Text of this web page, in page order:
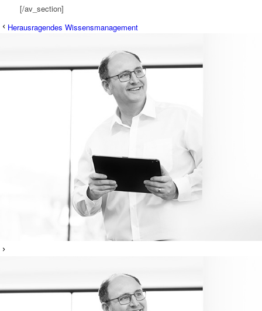
[/av_section]
Herausragendes Wissensmanagement